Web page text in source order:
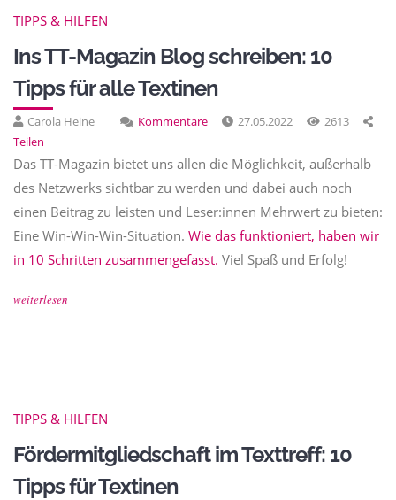
TIPPS & HILFEN
Ins TT-Magazin Blog schreiben: 10
Tipps für alle Textinen
Carola Heine Kommentare 27.05.2022
2613
Teilen
Das TT-Magazin bietet uns allen die Möglichkeit, außerhalb
des Netzwerks sichtbar zu werden und dabei auch noch
einen Beitrag zu leisten und Leser:innen Mehrwert zu bieten:
Eine Win-Win-Win-Situation. Wie das funktioniert, haben wir
in 10 Schritten zusammengefasst. Viel Spaß und Erfolg!
weiterlesen
TIPPS & HILFEN
Fördermitgliedschaft im Texttreff: 10
Tipps für Textinen